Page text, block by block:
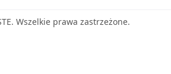
Wszelkie prawa zastrzeżone.